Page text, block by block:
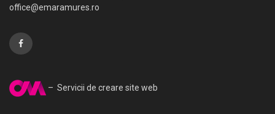
office@emaramures.ro
– Servicii de creare site web